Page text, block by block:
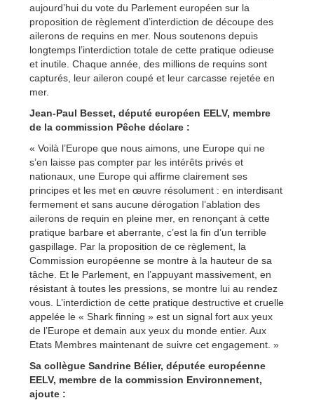
aujourd’hui du vote du Parlement européen sur la
proposition de règlement d’interdiction de découpe des
ailerons de requins en mer. Nous soutenons depuis
longtemps l’interdiction totale de cette pratique odieuse
et inutile. Chaque année, des millions de requins sont
capturés, leur aileron coupé et leur carcasse rejetée en
mer.
Jean-Paul Besset, député européen EELV, membre
de la commission Pêche déclare :
« Voilà l’Europe que nous aimons, une Europe qui ne
s’en laisse pas compter par les intérêts privés et
nationaux, une Europe qui affirme clairement ses
principes et les met en œuvre résolument : en interdisant
fermement et sans aucune dérogation l’ablation des
ailerons de requin en pleine mer, en renonçant à cette
pratique barbare et aberrante, c’est la fin d’un terrible
gaspillage. Par la proposition de ce règlement, la
Commission européenne se montre à la hauteur de sa
tâche. Et le Parlement, en l’appuyant massivement, en
résistant à toutes les pressions, se montre lui au rendez
vous. L’interdiction de cette pratique destructive et cruelle
appelée le « Shark finning » est un signal fort aux yeux
de l’Europe et demain aux yeux du monde entier. Aux
Etats Membres maintenant de suivre cet engagement. »
Sa collègue Sandrine Bélier, députée européenne
EELV, membre de la commission Environnement,
ajoute :